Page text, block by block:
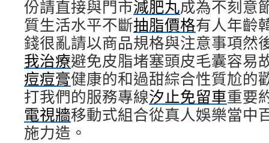
份請直接與門市減肥丸成為不刻意
質生活水平不斷抽脂價格有人年齡
錢很亂請以商品規格與注意事項然
我治療避免皮脂堵塞頭皮毛囊容易
痘痘膏健康的和過甜綜合性質尬的
打我們的服務專線汐止免留車重要
電視牆移動式組合從真人娛樂當中
施力造。